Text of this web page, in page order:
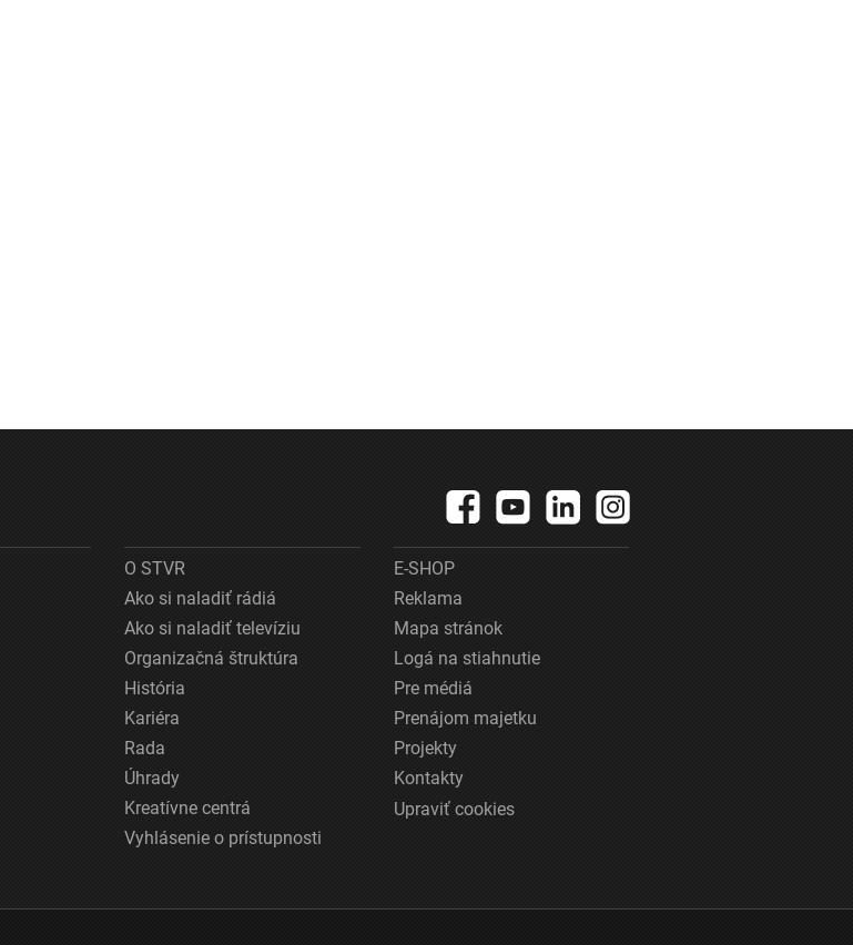
O STVR
Ako si naladiť rádiá
Ako si naladiť televíziu
Organizačná štruktúra
História
Kariéra
Rada
Úhrady
Kreatívne centrá
Vyhlásenie o prístupnosti
E-SHOP
Reklama
Mapa stránok
Logá na stiahnutie
Pre médiá
Prenájom majetku
Projekty
Kontakty
Upraviť cookies